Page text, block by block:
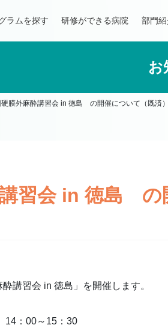
ラムを探す 研修ができる病院 部門紹
お
膜外麻酔講習会 in 徳島 の開催について（既済）
習会 in 徳島 の
講習会 in 徳島」を開催します。
14：00～15：30